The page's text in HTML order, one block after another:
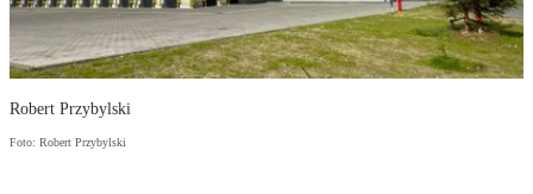
Robert Przybylski
Foto: Robert Przybylski